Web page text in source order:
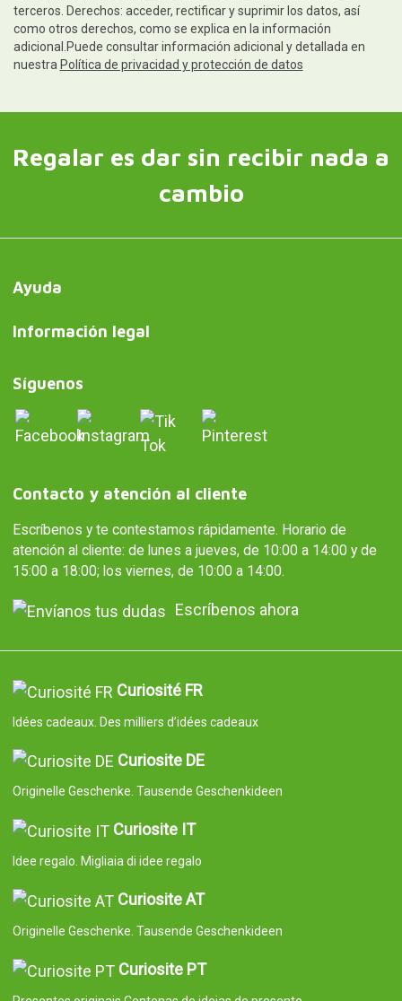
terceros. Derechos: acceder, rectificar y suprimir los datos, así
como otros derechos, como se explica en la información
adicional.Puede consultar información adicional y detallada en
nuestra Política de privacidad y protección de datos
Regalar es dar sin recibir nada a
cambio
Ayuda
Información legal
Síguenos
Contacto y atención al cliente
Escríbenos y te contestamos rápidamente. Horario de
atención al cliente: de lunes a jueves, de 10:00 a 14:00 y de
15:00 a 18:00; los viernes, de 10:00 a 14:00.
Escríbenos ahora
Curiosité FR
Idées cadeaux. Des milliers d’idées cadeaux
Curiosite DE
Originelle Geschenke. Tausende Geschenkideen
Curiosite IT
Idee regalo. Migliaia di idee regalo
Curiosite AT
Originelle Geschenke. Tausende Geschenkideen
Curiosite PT